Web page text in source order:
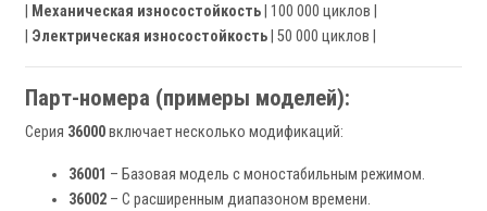
Механическая износостойкость | 100 000 циклов |
Электрическая износостойкость | 50 000 циклов |
Парт-номера (примеры моделей):
Серия 36000включает несколько модификаций:
36001 – Базовая модель с моностабильным режимом.
36002 – С расширенным диапазоном времени.